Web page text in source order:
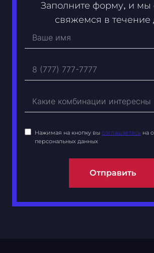
Заполните форму, и мы
свяжемся в течение
Нажимая на кнопку вы соглашаетесь на
персональных данных
Отправить